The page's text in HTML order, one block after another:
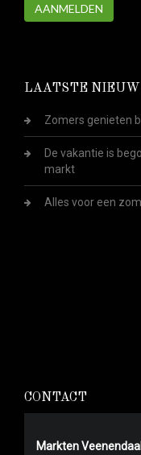
AANMELDEN
LAATSTE
Zomers genieten
De vakantie is
markt
Alles voor een
CONTACT
Markten Veenendaal